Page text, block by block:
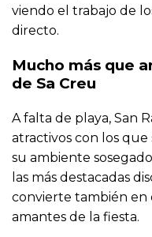
viendo el trabajo de
directo.
Mucho más que
de Sa Creu
A falta de playa, San
atractivos con los que
su ambiente
las más destacadas
convierte también en
amantes de la fiesta.